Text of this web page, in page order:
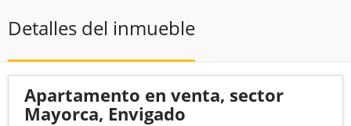
Detalles del inmueble
Apartamento en venta, sector
Mayorca, Envigado